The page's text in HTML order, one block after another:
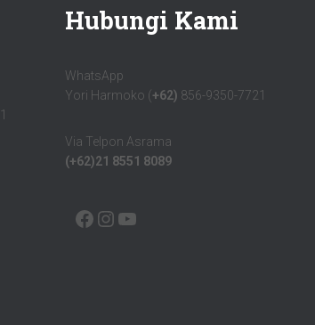
Hubungi Kami
WhatsApp
Yori Harmoko (+62) 856-9350-7721
Via Telpon Asrama
(+62)21 8551 8089